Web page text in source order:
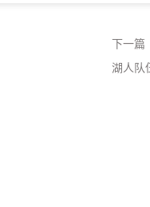
下一篇
湖人队